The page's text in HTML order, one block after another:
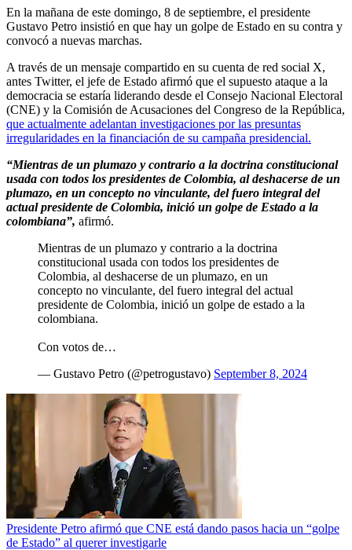
En la mañana de este domingo, 8 de septiembre, el presidente
Gustavo Petro insistió en que hay un golpe de Estado en su contra y
convocó a nuevas marchas.
A través de un mensaje compartido en su cuenta de red social X,
antes Twitter, el jefe de Estado afirmó que el supuesto ataque a la
democracia se estaría liderando desde el Consejo Nacional Electoral
(CNE) y la Comisión de Acusaciones del Congreso de la República,
que actualmente adelantan investigaciones por las presuntas
irregularidades en la financiación de su campaña presidencial.
“Mientras de un plumazo y contrario a la doctrina constitucional
usada con todos los presidentes de Colombia, al deshacerse de un
plumazo, en un concepto no vinculante, del fuero integral del
actual presidente de Colombia, inició un golpe de Estado a la
colombiana”, afirmó.
Mientras de un plumazo y contrario a la doctrina
constitucional usada con todos los presidentes de
Colombia, al deshacerse de un plumazo, en un
concepto no vinculante, del fuero integral del actual
presidente de Colombia, inició un golpe de estado a la
colombiana.
Con votos de…
— Gustavo Petro (@petrogustavo) September 8, 2024
Presidente Petro afirmó que CNE está dando pasos hacia un “golpe
de Estado” al querer investigarle